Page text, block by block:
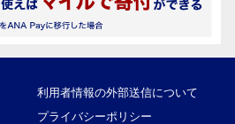
利用者情報の外部送信について
プライバシーポリシー